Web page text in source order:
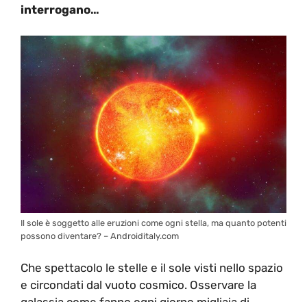
interrogano…
Il sole è soggetto alle eruzioni come ogni stella, ma quanto potenti
possono diventare? – Androiditaly.com
Che spettacolo le stelle e il sole visti nello spazio
e circondati dal vuoto cosmico. Osservare la